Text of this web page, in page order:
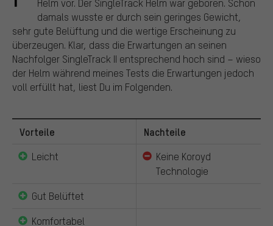
damals wusste er durch sein geringes Gewicht,
sehr gute Belüftung und die wertige Erscheinung zu
überzeugen. Klar, dass die Erwartungen an seinen
Nachfolger SingleTrack II entsprechend hoch sind – wieso
der Helm während meines Tests die Erwartungen jedoch
voll erfüllt hat, liest Du im Folgenden.
Vorteile Nachteile
Leicht
Keine Koroyd
Technologie
Gut Belüftet
Komfortabel